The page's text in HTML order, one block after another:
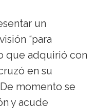
un
“para
que adquirió con
en su
momento se
y acude